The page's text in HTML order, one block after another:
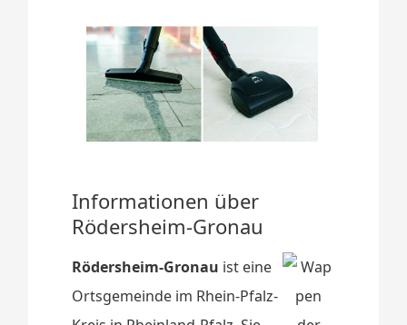
Informationen über
Rödersheim-Gronau
Rödersheim-Gronau ist eine
Ortsgemeinde im Rhein-Pfalz-